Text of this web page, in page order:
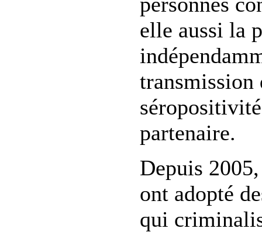
elle aussi la
partenaire.
Depuis
ont adopté
qui